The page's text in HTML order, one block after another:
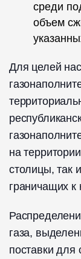
среди
объем
Для целей
на
столицы, так
граничащих к
газа,
поставки для